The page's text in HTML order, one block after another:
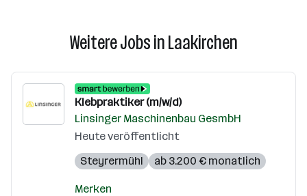
Weitere Jobs in Laakirchen
Klebpraktiker (m/w/d)
Linsinger Maschinenbau GesmbH
Heute veröffentlicht
Steyrermühl
ab 3.200 € monatlich
Merken